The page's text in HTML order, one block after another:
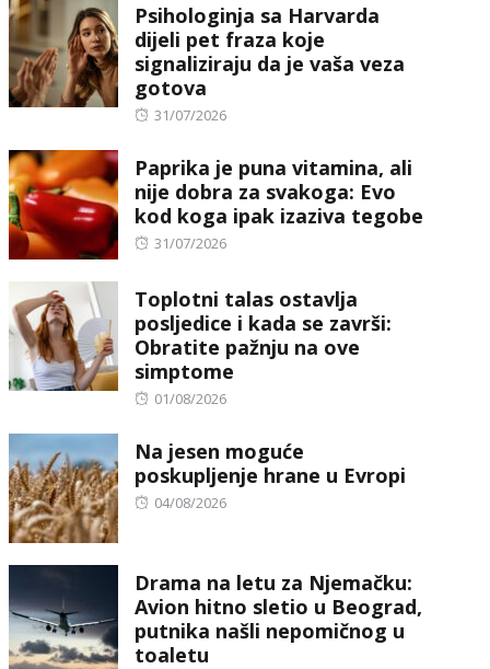
Psihologinja sa Harvarda
dijeli pet fraza koje
signaliziraju da je vaša veza
gotova
Posted
31/07/2026
Paprika je puna vitamina, ali
nije dobra za svakoga: Evo
kod koga ipak izaziva tegobe
Posted
31/07/2026
Toplotni talas ostavlja
posljedice i kada se završi:
Obratite pažnju na ove
simptome
Posted
01/08/2026
Na jesen moguće
poskupljenje hrane u Evropi
Posted
04/08/2026
Drama na letu za Njemačku:
Avion hitno sletio u Beograd,
putnika našli nepomičnog u
toaletu